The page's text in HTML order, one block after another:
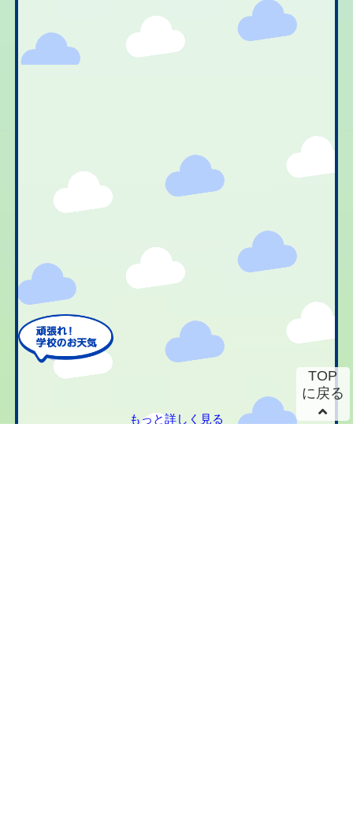
もっと詳しく見る
TOP
に戻る